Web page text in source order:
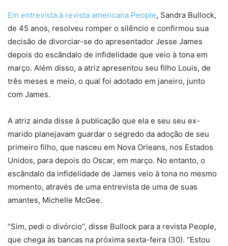
Em entrevista à revista americana People, Sandra Bullock,
de 45 anos, resolveu romper o silêncio e confirmou sua
decisão de divorciar-se do apresentador Jesse James
depois do escândalo de infidelidade que veio à tona em
março. Além disso, a atriz apresentou seu filho Louis, de
três meses e meio, o qual foi adotado em janeiro, junto
com James.
A atriz ainda disse à publicação que ela e seu seu ex-
marido planejavam guardar o segredo da adoção de seu
primeiro filho, que nasceu em Nova Orleans, nos Estados
Unidos, para depois do Oscar, em março. No entanto, o
escândalo da infidelidade de James veio à tona no mesmo
momento, através de uma entrevista de uma de suas
amantes, Michelle McGee.
“Sim, pedi o divórcio”, disse Bullock para a revista People,
que chega às bancas na próxima sexta-feira (30). “Estou